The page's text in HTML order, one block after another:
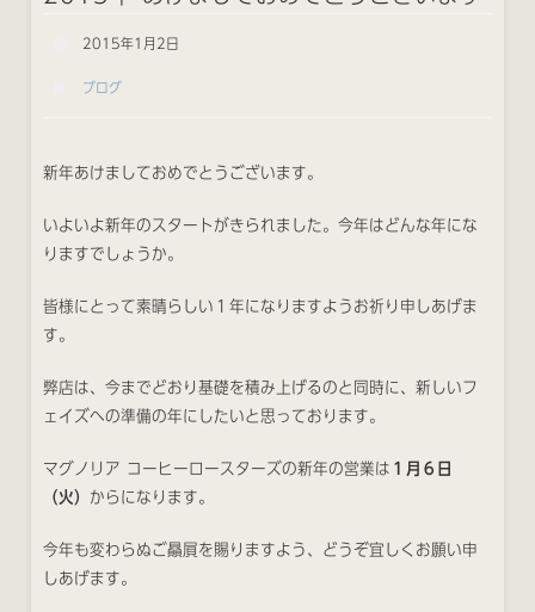
2015年1月2日
ブログ
新年あけましておめでとうございます。
いよいよ新年のスタートがきられました。今年はどんな年にな
りますでしょうか。
皆様にとって素晴らしい１年になりますようお祈り申しあげま
す。
弊店は、今までどおり基礎を積み上げるのと同時に、新しいフ
ェイズへの準備の年にしたいと思っております。
マグノリア コーヒーロースターズの新年の営業は １月６日
（火） からになります。
今年も変わらぬご贔屓を賜りますよう、どうぞ宜しくお願い申
しあげます。